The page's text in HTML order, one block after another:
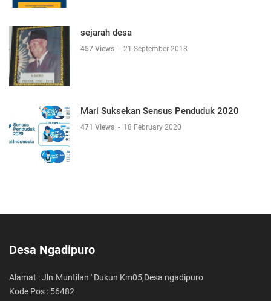
sejarah desa
457 Views - 21 September 2018
Mari Suksekan Sensus Penduduk 2020
471 Views - 18 February 2020
Desa Ngadipuro
Alamat : Jln.Muntilan ' Dukun Km05,Desa ngadipuro
Kode Pos : 56482